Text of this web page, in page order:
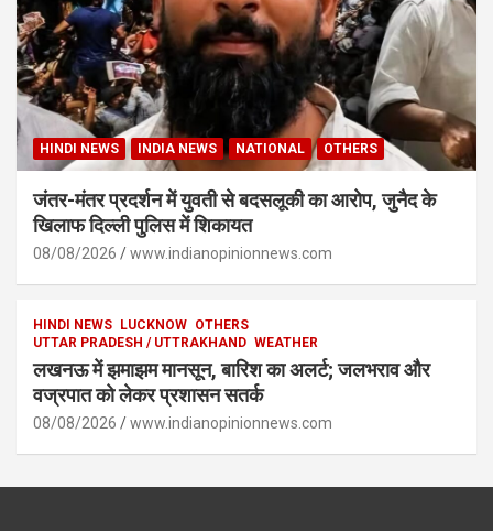
HINDI NEWS INDIA NEWS NATIONAL OTHERS
जंतर-मंतर प्रदर्शन में युवती से बदसलूकी का आरोप, जुनैद के
खिलाफ दिल्ली पुलिस में शिकायत
08/08/2026 www.indianopinionnews.com
HINDI NEWS LUCKNOW OTHERS
UTTAR PRADESH / UTTRAKHAND WEATHER
लखनऊ में झमाझम मानसून, बारिश का अलर्ट; जलभराव और
वज्रपात को लेकर प्रशासन सतर्क
08/08/2026 www.indianopinionnews.com